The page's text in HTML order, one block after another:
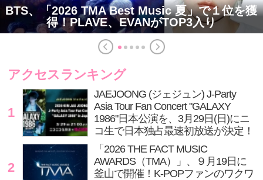
BTS、「2026 TMA Best Music 夏」で１位を獲
得！PLAVE、EVANがTOP3入り
アクセスランキング
1
JAEJOONG (ジェジュン) J-Party
Asia Tour Fan Concert "GALAXY
1986"日本公演を、3月29日(日)にニ
コ生で日本独占最速初放送が決定！
2
「2026 THE FACT MUSIC
AWARDS（TMA）」、９月19日に
釜山で開催！K-POPファンのワクワ